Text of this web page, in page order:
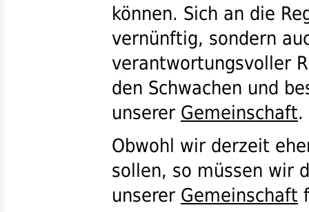
können. Sich an die
vernünftig, sondern
verantwortungsvoller
den Schwachen und
unserer Gemeinschaft.
Obwohl wir derzeit
sollen, so müssen wir
unserer Gemeinschaft